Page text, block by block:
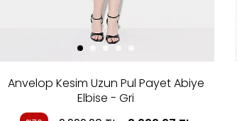
Anvelop Kesim Uzun Pul Payet Abiye
Elbise - Gri